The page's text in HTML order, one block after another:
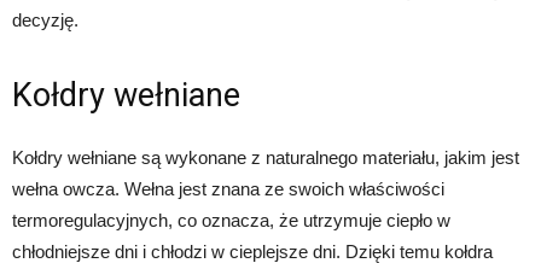
decyzję.
Kołdry wełniane
Kołdry wełniane są wykonane z naturalnego materiału, jakim jest
wełna owcza. Wełna jest znana ze swoich właściwości
termoregulacyjnych, co oznacza, że utrzymuje ciepło w
chłodniejsze dni i chłodzi w cieplejsze dni. Dzięki temu kołdra